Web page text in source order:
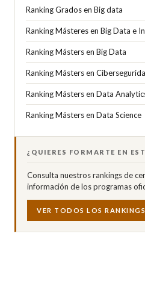
Ranking Grados en Big data
Ranking Másteres en Big Data e
Ranking Másters en Big Data
Ranking Másters en
Ranking Másters en Data
Ranking Másters en Data Science
¿QUIERES FORMARTE EN
Consulta nuestros rankings de
información de los programas
VER TODOS LOS RANKINGS